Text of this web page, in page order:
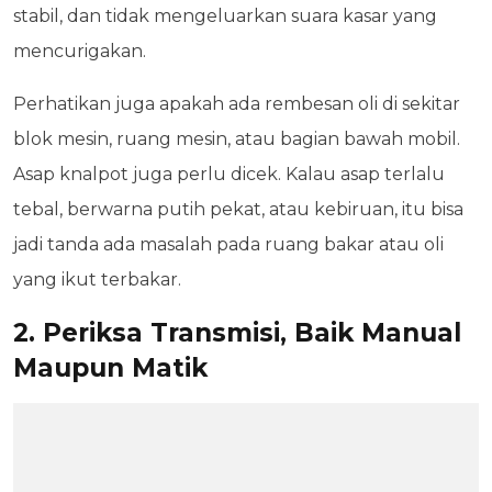
stabil, dan tidak mengeluarkan suara kasar yang
mencurigakan.
Perhatikan juga apakah ada rembesan oli di sekitar
blok mesin, ruang mesin, atau bagian bawah mobil.
Asap knalpot juga perlu dicek. Kalau asap terlalu
tebal, berwarna putih pekat, atau kebiruan, itu bisa
jadi tanda ada masalah pada ruang bakar atau oli
yang ikut terbakar.
2. Periksa Transmisi, Baik Manual
Maupun Matik